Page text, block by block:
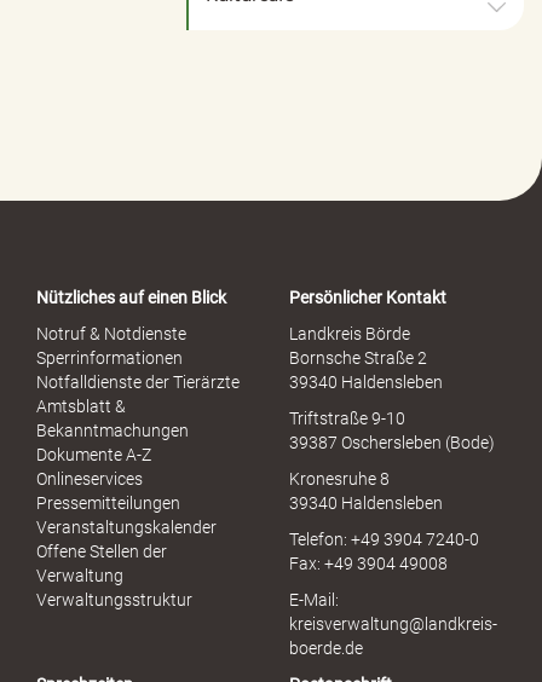
Nützliches auf einen Blick
Notruf & Notdienste
Sperrinformationen
Notfalldienste der Tierärzte
Amtsblatt &
Bekanntmachungen
Dokumente A-Z
Onlineservices
Pressemitteilungen
Veranstaltungskalender
Offene Stellen der
Verwaltung
Verwaltungsstruktur
Persönlicher Kontakt
Landkreis Börde
Bornsche Straße 2
39340 Haldensleben
Triftstraße 9-10
39387 Oschersleben (Bode)
Kronesruhe 8
39340 Haldensleben
Telefon: +49 3904 7240-0
Fax: +49 3904 49008
E-Mail:
kreisverwaltung@landkreis-
boerde.de